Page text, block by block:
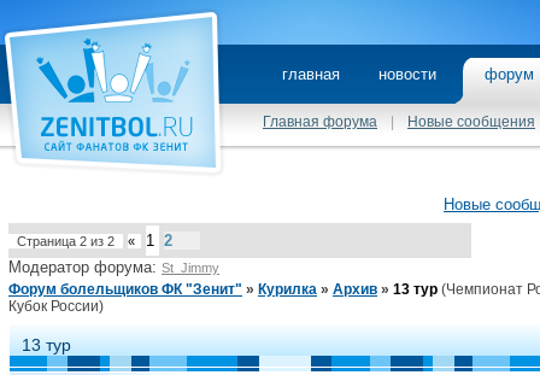
главная новости
Главная форума Новые сообщения
Новые
Страница 2 из 2 « 1 2
Модератор форума: St_Jimmy
Форум болельщиков ФК "Зенит" » Курилка » Архив » 13 тур (Чемпионат
Кубок России)
13 тур